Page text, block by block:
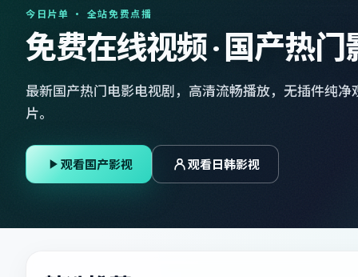
今日片单 · 全站免费点播
免费在线视频 · 国产热门
最新国产热门电影电视剧，高清流畅播放，无插件纯净
片。
观看国产影视 观看日韩影视